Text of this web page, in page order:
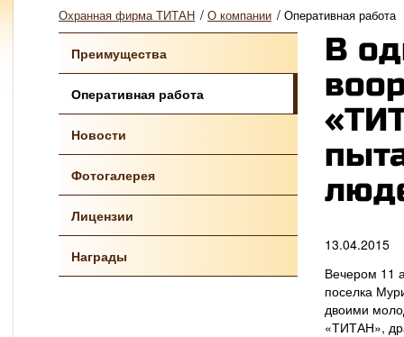
Охранная фирма ТИТАН / О компании / Оперативная работа
Преимущества
Оперативная работа
Новости
Фотогалерея
Лицензии
Награды
В
13.04.2015
Вечером 11
поселка
двоими
«ТИТАН»,